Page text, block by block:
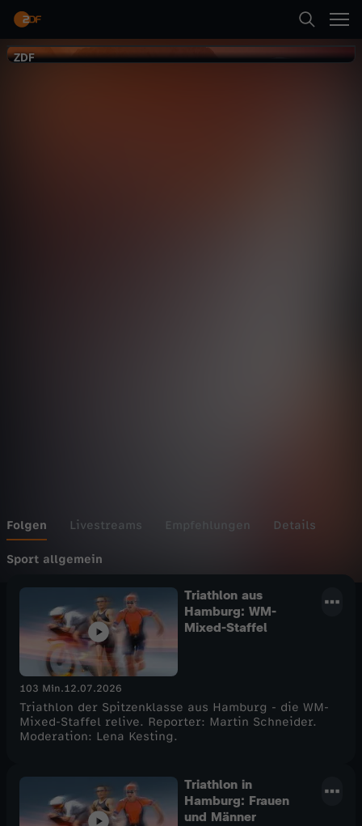
ZDF ZDF
Folgen Livestreams Empfehlungen Details
Sport allgemein
Triathlon aus
Hamburg: WM-
Mixed-Staffel
103 Min.12.07.2026
Triathlon der Spitzenklasse aus Hamburg - die WM-
Mixed-Staffel relive. Reporter: Martin Schneider.
Moderation: Lena Kesting.
Triathlon in
Hamburg: Frauen
und Männer